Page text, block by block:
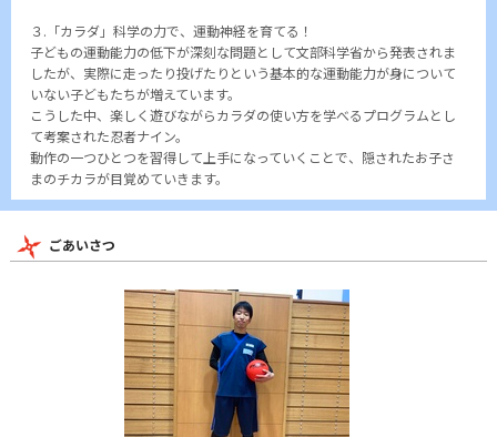
３.「カラダ」科学の力で、運動神経を育てる！
子どもの運動能力の低下が深刻な問題として文部科学省から発表されま
したが、実際に走ったり投げたりという基本的な運動能力が身について
いない子どもたちが増えています。
こうした中、楽しく遊びながらカラダの使い方を学べるプログラムとし
て考案された忍者ナイン。
動作の一つひとつを習得して上手になっていくことで、隠されたお子さ
まのチカラが目覚めていきます。
ごあいさつ